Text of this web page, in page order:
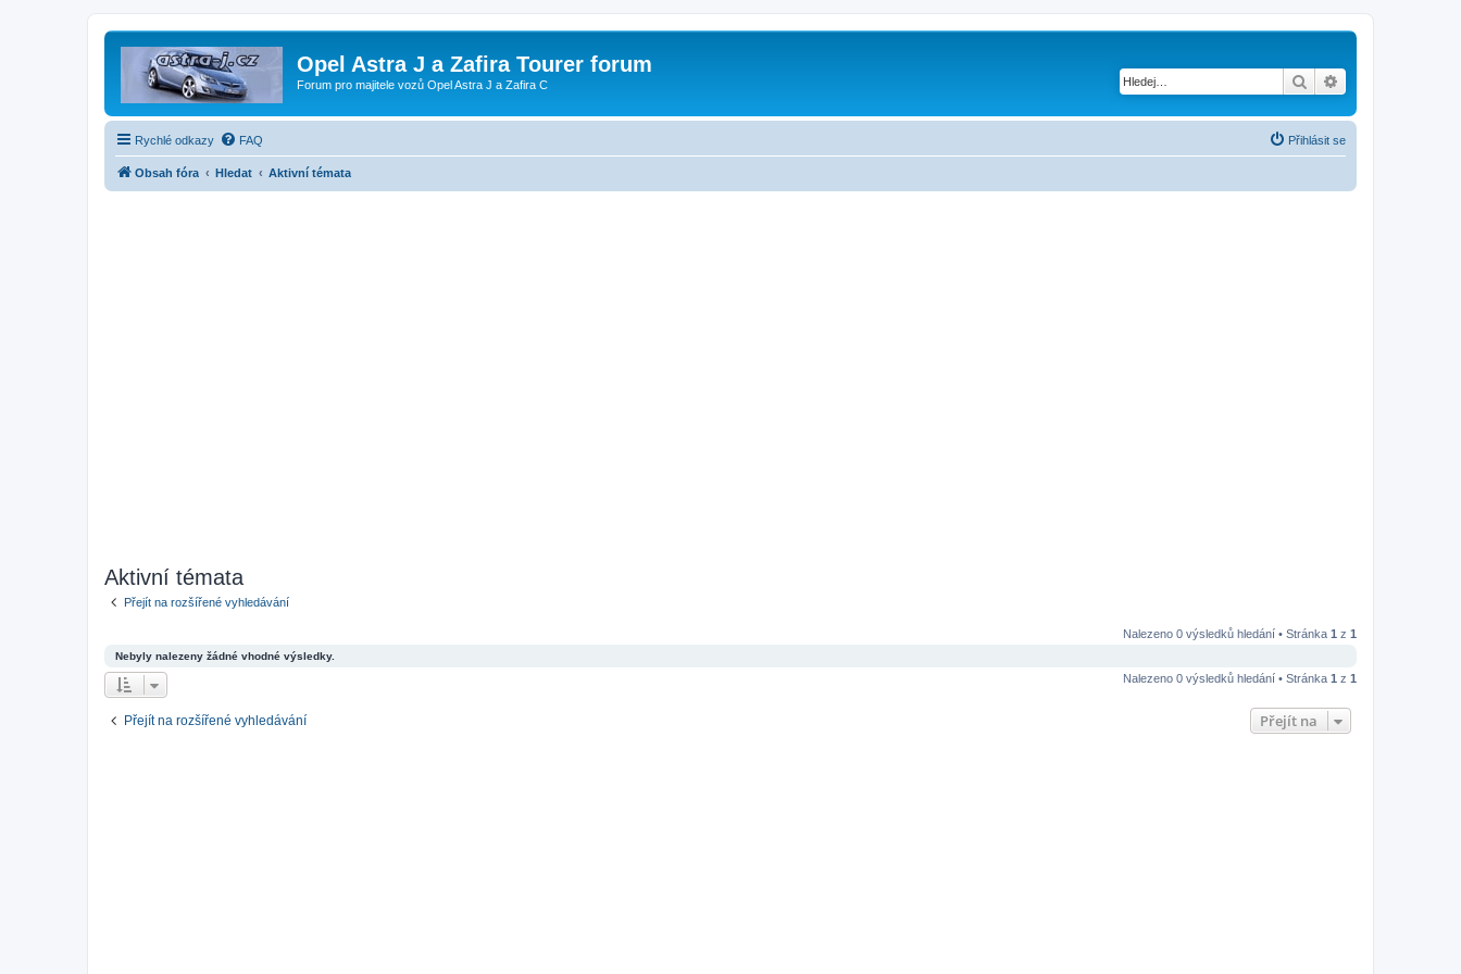
Opel Astra J a Zafira Tourer forum
Forum pro majitele vozů Opel Astra J a Zafira C Hledat
Rychlé odkazy FAQ Přihlásit se
Obsah fóra Hledat Aktivní témata
Aktivní témata
Přejít na rozšířené vyhledávání
Nalezeno 0 výsledků hledání • Stránka 1 z 1
Nebyly nalezeny žádné vhodné výsledky.
Nalezeno 0 výsledků hledání • Stránka 1 z 1
Přejít na rozšířené vyhledávání Přejít na